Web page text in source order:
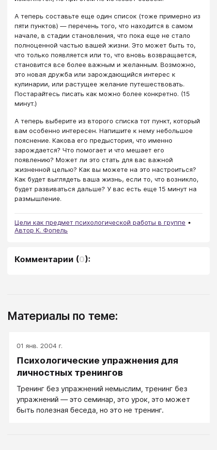
А теперь составьте еще один список (тоже примерно из
пяти пунктов) — перечень того, что находится в самом
начале, в стадии становления, что пока еще не стало
полноценной частью вашей жизни. Это может быть то,
что только появляется или то, что вновь возвращается,
становится все более важным и желанным. Возможно,
это новая дружба или зарождающийся интерес к
кулинарии, или растущее желание путешествовать.
Постарайтесь писать как можно более конкретно. (15
минут.)
А теперь выберите из второго списка тот пункт, который
вам особенно интересен. Напишите к нему небольшое
пояснение. Какова его предыстория, что именно
зарождается? Что помогает и что мешает его
появлению? Может ли это стать для вас важной
жизненной целью? Как вы можете на это настроиться?
Как будет выглядеть ваша жизнь, если то, что возникло,
будет развиваться дальше? У вас есть еще 15 минут на
размышление.
Цели как предмет психологической работы в группе
Автор К. Фопель
Комментарии (0):
Материалы по теме:
01 янв. 2004 г.
Психологические упражнения для
личностных тренингов
Тренинг без упражнений немыслим, тренинг без
упражнений — это семинар, это урок, это может
быть полезная беседа, но это не тренинг.